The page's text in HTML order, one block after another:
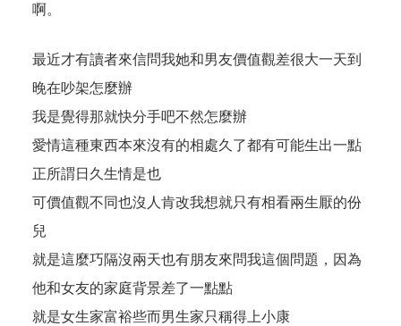
啊。
最近才有讀者來信問我她和男友價值觀差很大一天到
晚在吵架怎麼辦
我是覺得那就快分手吧不然怎麼辦
愛情這種東西本來沒有的相處久了都有可能生出一點
正所謂日久生情是也
可價值觀不同也沒人肯改我想就只有相看兩生厭的份
兒
就是這麼巧隔沒兩天也有朋友來問我這個問題，因為
他和女友的家庭背景差了一點點
就是女生家富裕些而男生家只稱得上小康